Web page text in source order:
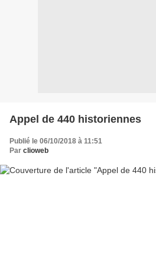
Appel de 440 historiennes
Publié le 06/10/2018 à 11:51
Par clioweb